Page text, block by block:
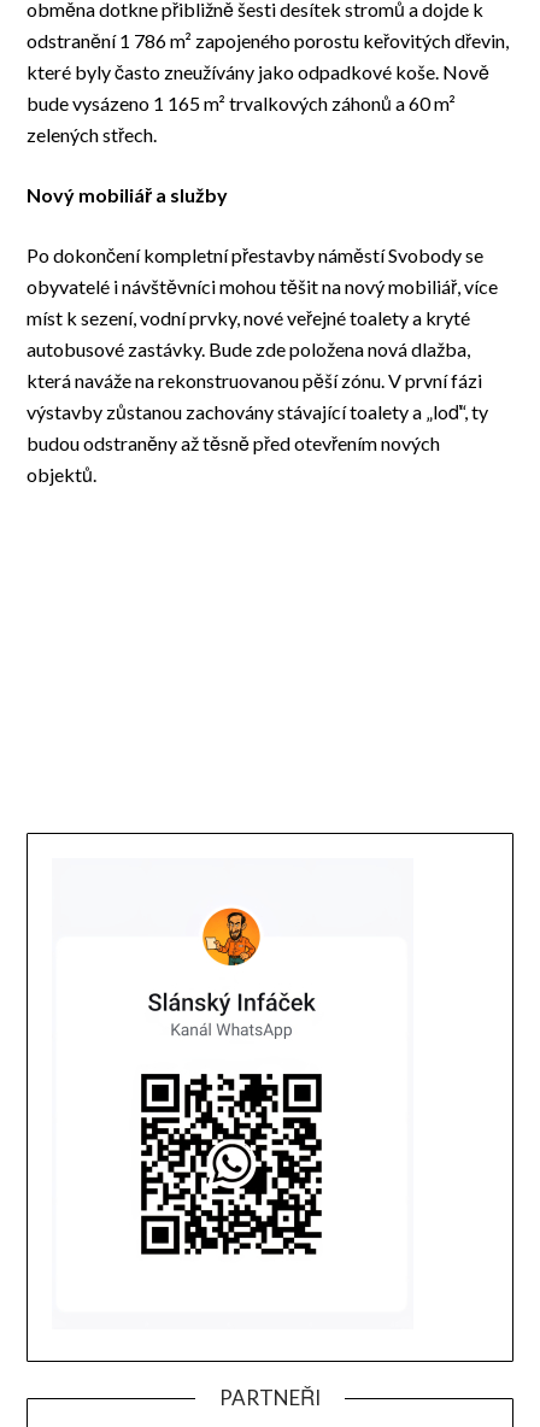
obměna dotkne přibližně šesti desítek stromů a dojde k
odstranění 1 786 m² zapojeného porostu keřovitých dřevin,
které byly často zneužívány jako odpadkové koše. Nově
bude vysázeno 1 165 m² trvalkových záhonů a 60 m²
zelených střech.
Nový mobiliář a služby
Po dokončení kompletní přestavby náměstí Svobody se
obyvatelé i návštěvníci mohou těšit na nový mobiliář, více
míst k sezení, vodní prvky, nové veřejné toalety a kryté
autobusové zastávky. Bude zde položena nová dlažba,
která naváže na rekonstruovanou pěší zónu. V první fázi
výstavby zůstanou zachovány stávající toalety a „loď“, ty
budou odstraněny až těsně před otevřením nových
objektů.
PARTNEŘI